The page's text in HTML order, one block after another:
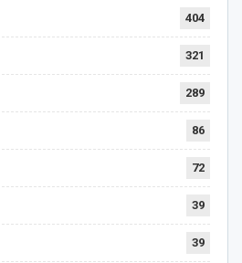
404
321
289
86
72
39
39